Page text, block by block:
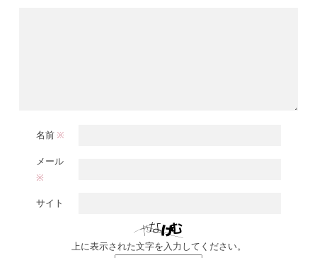
名前 ※
メール
※
サイト
上に表示された文字を入力してください。